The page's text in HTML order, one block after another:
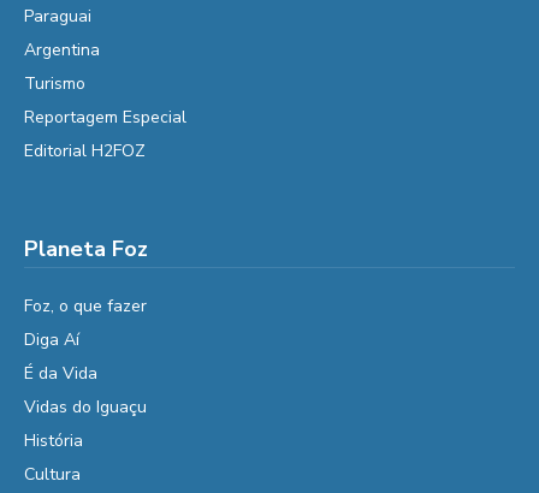
Paraguai
Argentina
Turismo
Reportagem Especial
Editorial H2FOZ
Planeta Foz
Foz, o que fazer
Diga Aí
É da Vida
Vidas do Iguaçu
História
Cultura